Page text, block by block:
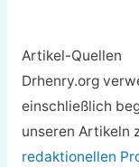
Artikel-Quellen
Drhenry.org
einschließlich
unseren Artikeln
redaktionellen